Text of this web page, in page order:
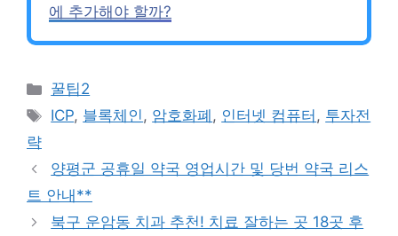
에 추가해야 할까?
Categories
꿀팁2
Tags
ICP, 블록체인, 암호화폐 , 인터넷 컴퓨터 , 투자전
략
양평군 공휴일 약국 영업시간 및 당번 약국 리스
트 안내**
북구 운암동 치과 추천! 치료 잘하는 곳 18곳 후